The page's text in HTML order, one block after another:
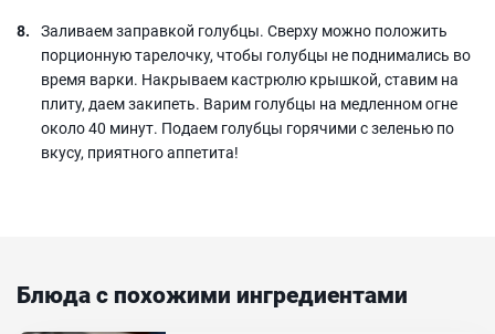
Заливаем заправкой голубцы. Сверху можно положить
порционную тарелочку, чтобы голубцы не поднимались во
время варки. Накрываем кастрюлю крышкой, ставим на
плиту, даем закипеть. Варим голубцы на медленном огне
около 40 минут. Подаем голубцы горячими с зеленью по
вкусу, приятного аппетита!
Блюда с похожими ингредиентами